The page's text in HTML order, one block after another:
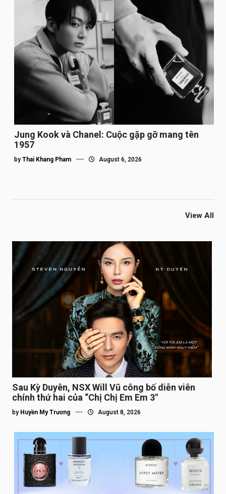
Jung Kook và Chanel: Cuộc gặp gỡ mang tên
1957
by Thai Khang Pham August 6, 2026
View All
Sau Kỳ Duyên, NSX Will Vũ công bố diễn viên
chính thứ hai của “Chị Chị Em Em 3″
by Huyền My Trương August 8, 2026